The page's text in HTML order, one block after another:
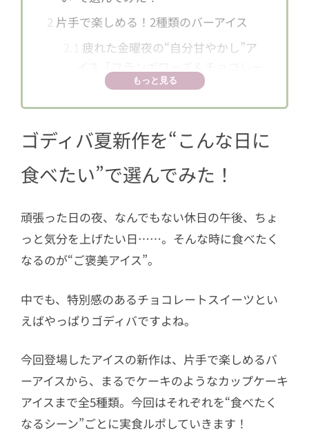
2 片手で楽しめる！2種類のバーアイス
疲れた金曜夜の“自分甘やかし”ア
2.2夏の日曜昼をちょっと特別にする
ご褒美アイス「オレンジマンゴー＆
チョコレート」
3まるでケーキ！ご褒美感たっぷりのカ
3.1風呂上がりに癒やされたい日に
「ミルクチョコレート＆ヘーゼルナ
ッツ」
日に「ダークチョコレート＆ラズベ
リー」
「レモンチーズケーキ」
4 前と何が違う？ ゴディバ定番ショコリ
キサーもリニューアル！
ゴディバで見たことない！？ 夏限定シ
もっと見る
ゴディバ夏新作を“こんな日に
食べたい”で選んでみた！
頑張った日の夜、なんでもない休日の午後、ちょ
っと気分を上げたい日……。そんな時に食べたく
なるのが“ご褒美アイス”。
中でも、特別感のあるチョコレートスイーツとい
えばやっぱりゴディバですよね。
今回登場したアイスの新作は、片手で楽しめるバ
ーアイスから、まるでケーキのようなカップケーキ
アイスまで全5種類。今回はそれぞれを“食べたく
なるシーン”ごとに実食ルポしていきます！